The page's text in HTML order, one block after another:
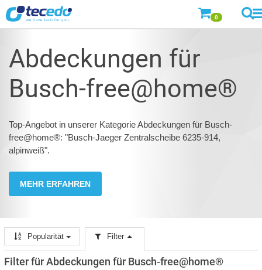
0
Abdeckungen für
Busch-free@home®
Top-Angebot in unserer Kategorie Abdeckungen für Busch-
free@home®: "Busch-Jaeger Zentralscheibe 6235-914,
alpinweiß".
MEHR ERFAHREN
Popularität Filter
Filter für Abdeckungen für Busch-free@home®